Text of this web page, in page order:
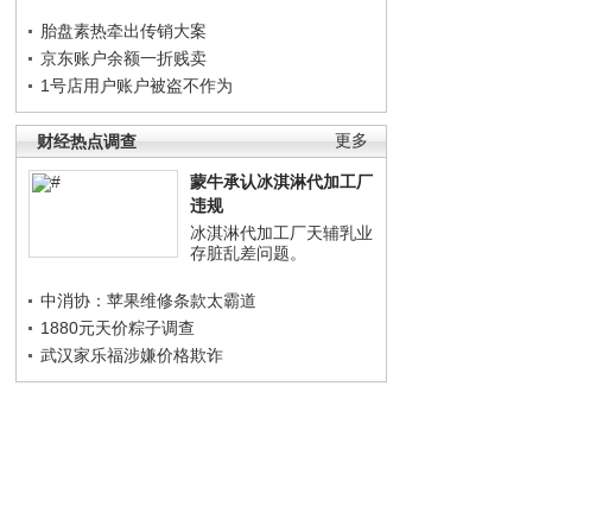
胎盘素热牵出传销大案
京东账户余额一折贱卖
1号店用户账户被盗不作为
更多
财经热点调查
蒙牛承认冰淇淋代加工厂
违规
冰淇淋代加工厂天辅乳业
存脏乱差问题。
中消协：苹果维修条款太霸道
1880元天价粽子调查
武汉家乐福涉嫌价格欺诈